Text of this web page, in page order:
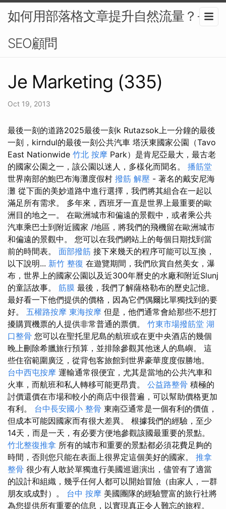
如何用部落格文章提升自然流量？-
SEO顧問
Je Marketing (335)
Oct 19, 2013
最後一刻的道路2025最後一刻k Rutazsok上一分鐘的最後
一刻，kirndul的最後一刻公共汽車 塔沃東國家公園（Tavo
East Nationwide 竹北 按摩 Park）是肯尼亞最大，最古老
的國家公園之一，該公園以迷人，多樣化而聞名。 播筋堂
世界南部的鮑巴布海灘度假村 撥筋 解壓 - 著名的戴安尼海
灘 從下面的美妙道路中進行選擇，我們將其組合在一起以
滿足所有需求。 多年來，西班牙一直是世界上最重要的歐
洲目的地之一。 在歐洲城市和偏遠的景觀中，或者乘公共
汽車乘巴士到附近國家 /地區，將我們的飛機留在歐洲城市
和偏遠的景觀中。 您可以在我們網站上的每個日期找到當
前的時間表。 面部撥筋 接下來幾天的程序可能可以互換，
以下說明... 新竹 整復 在遊覽期間，我們欣賞自然美女，瀑
布，世界上的國家公園以及近300年曆史的水廠和附近Slunj
的童話故事。 筋膜 最後，我們了解薩格勒布的歷史記憶。
最好看一下他們提供的價格，因為它們偶爾比單獨找到的要
好。 五權路按摩 東海按摩 但是，他們通常會給那些不想打
擾購買機票的人提供非常普通的票價。 竹東市場撥筋堂 湖
口整骨 您可以在聖托里尼島的航班或在更中央酒店的幾個
晚上刪除希臘旅行預算，並排除參觀其他迷人的島嶼。 這
些住宿範圍廣泛，從背包客旅館到世界豪華度度假勝地。
台中西屯按摩 運輸通常很便宜，尤其是當地的公共汽車和
火車，而航班和私人轉移可能更昂貴。 公益路整骨 積極的
討價還價在市場和較小的商店中很普遍，可以幫助價格更加
有利。 台中長安國小 整骨 東南亞通常是一個有利的價值，
但成本可能因國家而有很大差異。 根據我們的經驗，至少
14天，而是一天，有必要方便地參觀該國最重要的景點。
竹北整復推拿 所有的城市和重要的景點都必須花費足夠的
時間，否則您只能在表面上很界定這個美好的國家。 推拿
整骨 很少有人敢於單獨進行美國巡迴演出，儘管有了適當
的設計和組織，幾乎任何人都可以開始冒險（由家人，一群
朋友或成對）。 台中 按摩 美國團隊的經驗豐富的旅行社將
為您提供所有重要的信息，以實現真正令人難忘的旅程。